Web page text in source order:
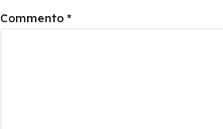
Commento *